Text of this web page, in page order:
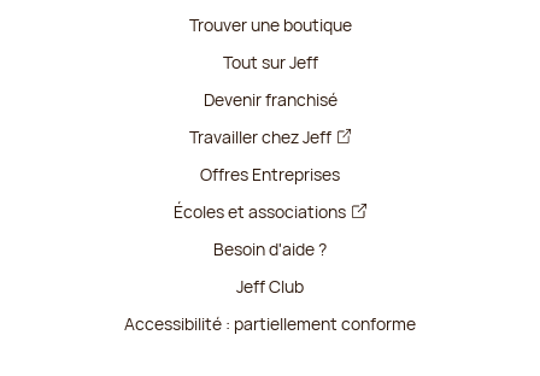
Trouver une boutique
Tout sur Jeff
Devenir franchisé
Travailler chez Jeff
Offres Entreprises
Écoles et associations
Besoin d'aide ?
Jeff Club
Accessibilité : partiellement conforme